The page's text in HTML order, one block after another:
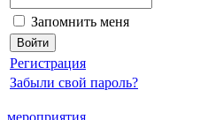
Запомнить меня
Регистрация
Забыли свой пароль?
мероприятия